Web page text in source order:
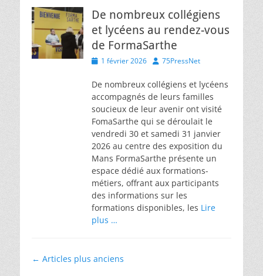
De nombreux collégiens
et lycéens au rendez-vous
de FormaSarthe
Posted1 février 2026 Author
75PressNet
De nombreux collégiens et lycéens
accompagnés de leurs familles
soucieux de leur avenir ont visité
FomaSarthe qui se déroulait le
vendredi 30 et samedi 31 janvier
2026 au centre des exposition du
Mans FormaSarthe présente un
espace dédié aux formations-
métiers, offrant aux participants
des informations sur les
formations disponibles, les Lire
plus …
Navigation
← Articles plus anciens